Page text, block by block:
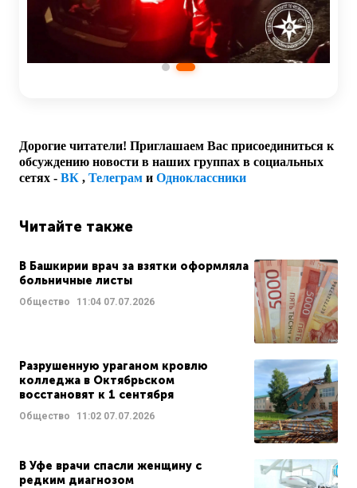
Дорогие читатели! Приглашаем Вас присоединиться к
обсуждению новости в наших группах в социальных
сетях - ВК , Телеграм и Одноклассники
Читайте также
В Башкирии врач за взятки оформляла
больничные листы
Общество 11:04 07.07.2026
Разрушенную ураганом кровлю
колледжа в Октябрьском
восстановят к 1 сентября
Общество 11:02 07.07.2026
В Уфе врачи спасли женщину с
редким диагнозом